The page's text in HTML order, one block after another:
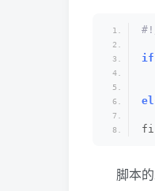
if
fi
脚本